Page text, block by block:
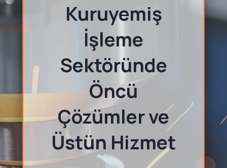
Kuruyemiş
İşleme
Sektöründe
Öncü
Çözümler ve
Üstün Hizmet